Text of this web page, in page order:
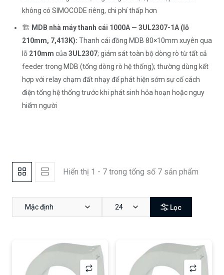
không có SIMOCODE riêng, chi phí thấp hơn
🏗️ MDB nhà máy thanh cái 1000A — 3UL2307-1A (lỗ
210mm, 7,413K): Thanh cái đồng MDB 80×10mm xuyên qua
lỗ 210mm của 3UL2307; giám sát toàn bộ dòng rò từ tất cả
feeder trong MDB (tổng dòng rò hệ thống); thường dùng kết
hợp với relay chạm đất nhạy để phát hiện sớm sự cố cách
điện tổng hệ thống trước khi phát sinh hỏa hoạn hoặc nguy
hiểm người
Hiển thị 1 - 7 trong tổng số 7 sản phẩm
Mặc định 24 Lọc